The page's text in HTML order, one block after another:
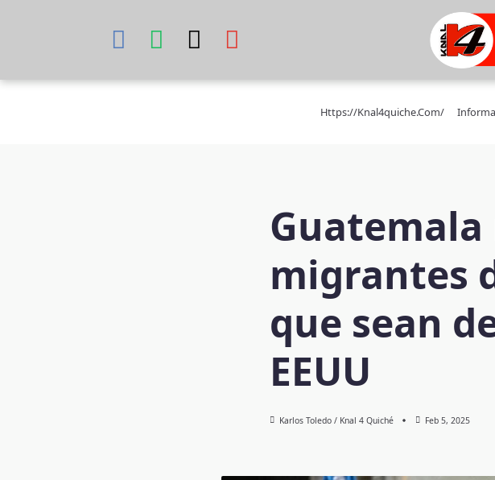
Https://knal4quiche.com/
migrantes
que sean
EEUU
Karlos Toledo / Knal 4 Quiché Feb 5, 2025